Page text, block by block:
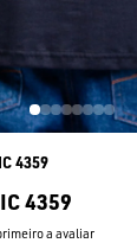
4359
4359
a avaliar